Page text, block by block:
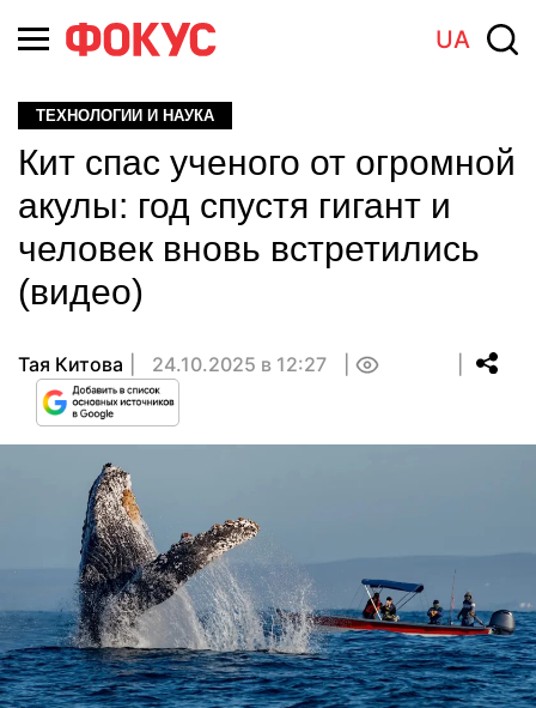
UA
ТЕХНОЛОГИИ И НАУКА
Кит спас ученого от огромной
акулы: год спустя гигант и
человек вновь встретились
(видео)
Тая Китова 24.10.2025 в 12:27